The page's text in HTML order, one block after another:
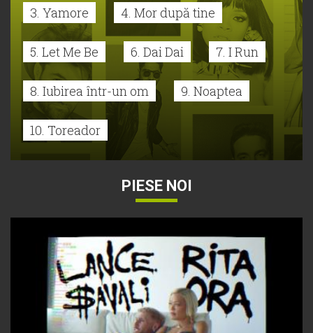
3. Yamore 4. Mor după tine
5. Let Me Be 6. Dai Dai 7. I Run
8. Iubirea într-un om 9. Noaptea
10. Toreador
PIESE NOI